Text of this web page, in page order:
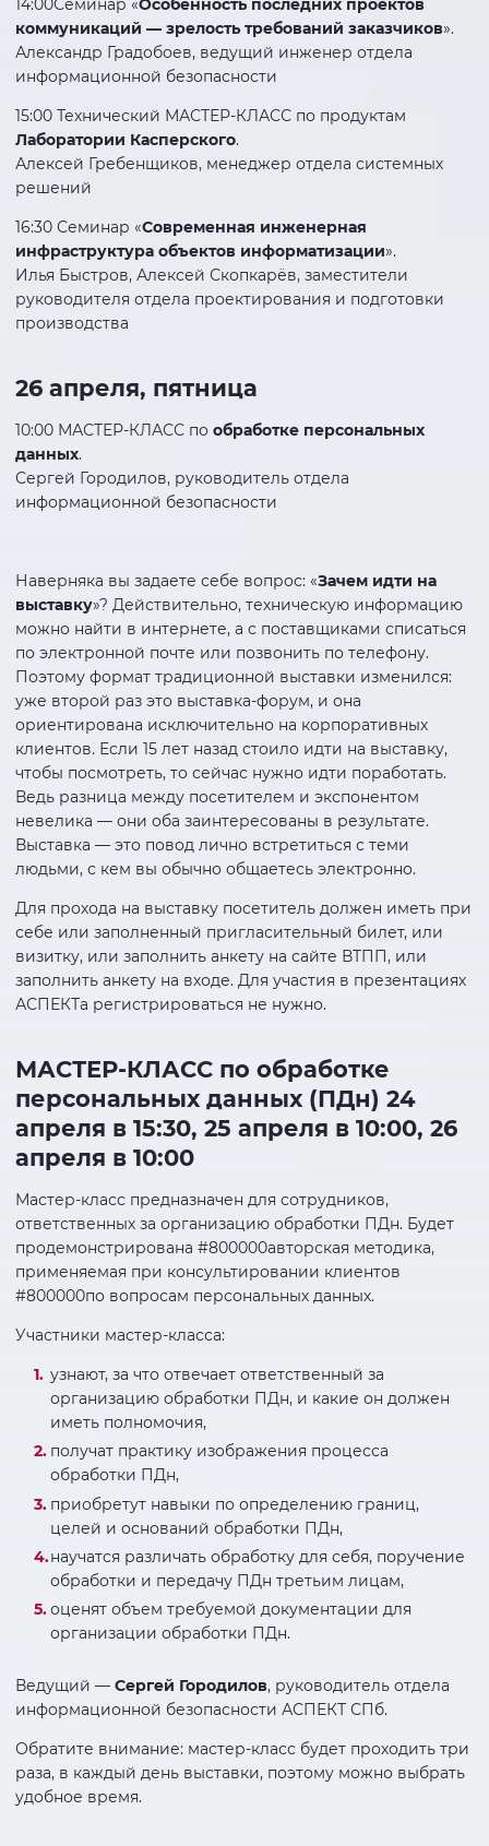
14:00Семинар «Особенность последних проектов
коммуникаций — зрелость требований заказчиков».
Александр Градобоев, ведущий инженер отдела
информационной безопасности
15:00 Технический МАСТЕР-КЛАСС по продуктам
Лаборатории Касперского.
Алексей Гребенщиков, менеджер отдела системных
решений
16:30 Семинар «Современная инженерная
инфраструктура объектов информатизации».
Илья Быстров, Алексей Скопкарёв, заместители
руководителя отдела проектирования и подготовки
производства
26 апреля, пятница
10:00 МАСТЕР-КЛАСС по обработке персональных
данных.
Сергей Городилов, руководитель отдела
информационной безопасности
Наверняка вы задаете себе вопрос: «Зачем идти на
выставку»? Действительно, техническую информацию
можно найти в интернете, а с поставщиками списаться
по электронной почте или позвонить по телефону.
Поэтому формат традиционной выставки изменился:
уже второй раз это выставка-форум, и она
ориентирована исключительно на корпоративных
клиентов. Если 15 лет назад стоило идти на выставку,
чтобы посмотреть, то сейчас нужно идти поработать.
Ведь разница между посетителем и экспонентом
невелика — они оба заинтересованы в результате.
Выставка — это повод лично встретиться с теми
людьми, с кем вы обычно общаетесь электронно.
Для прохода на выставку посетитель должен иметь при
себе или заполненный пригласительный билет, или
визитку, или заполнить анкету на сайте ВТПП, или
заполнить анкету на входе. Для участия в презентациях
АСПЕКТа регистрироваться не нужно.
МАСТЕР-КЛАСС по обработке
персональных данных (ПДн) 24
апреля в 15:30, 25 апреля в 10:00, 26
апреля в 10:00
Мастер-класс предназначен для сотрудников,
ответственных за организацию обработки ПДн. Будет
продемонстрирована #800000авторская методика,
применяемая при консультировании клиентов
#800000по вопросам персональных данных.
Участники мастер-класса:
узнают, за что отвечает ответственный за
организацию обработки ПДн, и какие он должен
иметь полномочия,
получат практику изображения процесса
обработки ПДн,
приобретут навыки по определению границ,
целей и оснований обработки ПДн,
научатся различать обработку для себя, поручение
обработки и передачу ПДн третьим лицам,
оценят объем требуемой документации для
организации обработки ПДн.
Ведущий — Сергей Городилов, руководитель отдела
информационной безопасности АСПЕКТ СПб.
Обратите внимание: мастер-класс будет проходить три
раза, в каждый день выставки, поэтому можно выбрать
удобное время.